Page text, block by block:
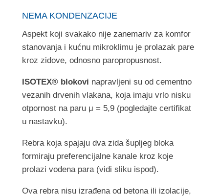
NEMA KONDENZACIJE
Aspekt koji svakako nije zanemariv za komfor
stanovanja i kućnu mikroklimu je prolazak pare
kroz zidove, odnosno paropropusnost.
ISOTEX® blokovi napravljeni su od cementno
vezanih drvenih vlakana, koja imaju vrlo nisku
otpornost na paru μ = 5,9 (pogledajte certifikat
u nastavku).
Rebra koja spajaju dva zida šupljeg bloka
formiraju preferencijalne kanale kroz koje
prolazi vodena para (vidi sliku ispod).
Ova rebra nisu izrađena od betona ili izolacije,